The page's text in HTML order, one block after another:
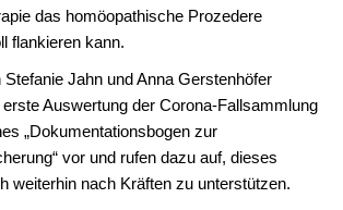
das homöopathische Prozedere
flankieren kann.
Stefanie Jahn und Anna Gerstenhöfer
Auswertung der Corona-Fallsammlung
„Dokumentationsbogen zur
vor und rufen dazu auf, dieses
weiterhin nach Kräften zu unterstützen.